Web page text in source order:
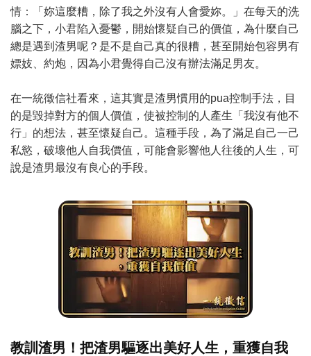
情：「妳這麼糟，除了我之外沒有人會愛妳。」在每天的洗
腦之下，小君陷入憂鬱，開始懷疑自己的價值，為什麼自己
總是遇到渣男呢？是不是自己真的很糟，甚至開始包容男有
嫖妓、約炮，因為小君覺得自己沒有辦法滿足男友。
在一統徵信社看來，這其實是渣男慣用的pua控制手法，目
的是毀掉對方的個人價值，使被控制的人產生「我沒有他不
行」的想法，甚至懷疑自己。這種手段，為了滿足自己一己
私慾，破壞他人自我價值，可能會影響他人往後的人生，可
說是渣男最沒有良心的手段。
教訓渣男！把渣男驅逐出美好人生，重獲自我